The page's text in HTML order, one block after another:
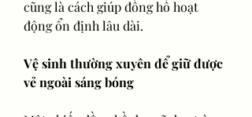
cũng là cách giúp đồng hồ hoạt
động ổn định lâu dài.
Vệ sinh thường xuyên để giữ được
vẻ ngoài sáng bóng